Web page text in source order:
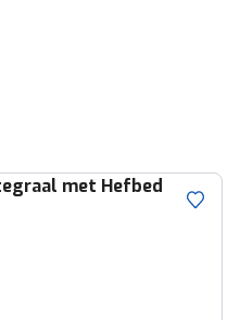
met Hefbed